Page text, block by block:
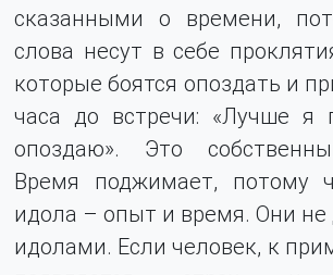
сказанными о времени,
слова несут в себе
которые боятся опоздать и
часа до встречи: «Лучше я
опоздаю». Это
Время поджимает, потому
идола – опыт и время. Они
идолами. Если человек, к